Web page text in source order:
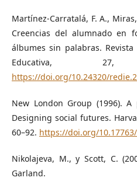
Martínez-Carratalá, F. A.,
Creencias del alumnado en
álbumes sin palabras.
Educativa,
https://doi.org/10.24320/
New London Group (1996).
Designing social futures.
60–92. https://doi.org/
Nikolajeva, M., y Scott, C.
Garland.